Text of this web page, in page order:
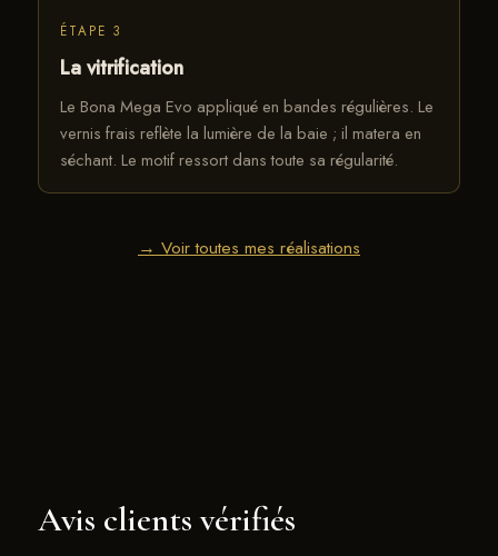
ÉTAPE 3
La vitrification
Le Bona Mega Evo appliqué en bandes régulières. Le
vernis frais reflète la lumière de la baie ; il matera en
séchant. Le motif ressort dans toute sa régularité.
→ Voir toutes mes réalisations
Avis clients vérifiés